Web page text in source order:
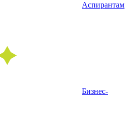
Аспирантам
Бизнес-